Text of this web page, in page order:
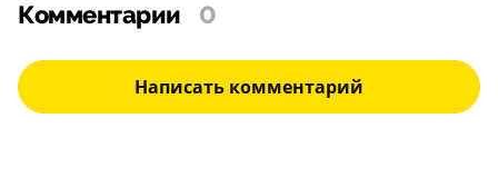
Комментарии 0
Написать комментарий